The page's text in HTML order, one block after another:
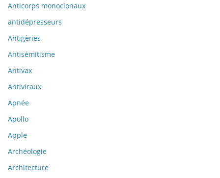
Anticorps monoclonaux
antidépresseurs
Antigènes
Antisémitisme
Antivax
Antiviraux
Apnée
Apollo
Apple
Archéologie
Architecture